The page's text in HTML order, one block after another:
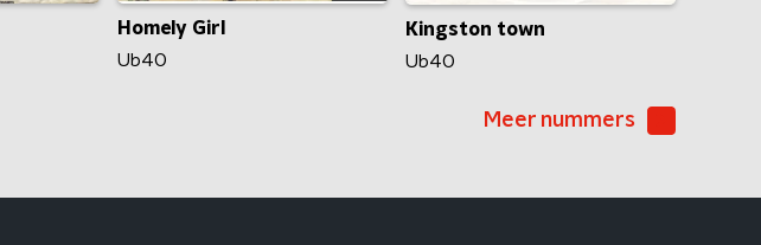
Homely Girl
Ub40
Kingston town
Ub40
Meer nummers